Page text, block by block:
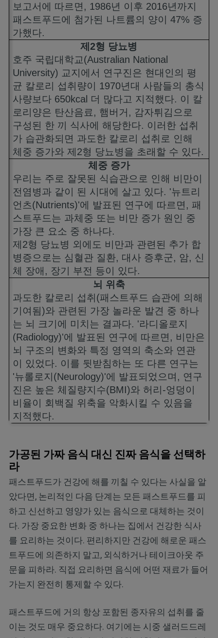
보고서에 따르면 , 1986년 이후 2016년까지
패스트푸드에 첨가된 나트륨의 양이
47% 증
가했다.
제2형 당뇨병
호주 국립대학교(Australian National
University) 교지에서 연구진은 현대인의 평
균 칼로리 섭취량이
1970년대 사람들의 총식
사량보다 650kcal 더 많다고 지적했다. 이 칼
로리양은 탄산음료 , 햄버거 , 감자튀김으로
구성된 한 끼 식사에 해당한다. 이러한 섭취
가 습관화되면 과도한 칼로리 섭취로 인해
체중 증가와 제 2형 당뇨병을 초래할 수 있다.
체중 증가
우리는 주로 잘못된 식습관으로 인해 비만이
전염병과 같이 된 시대에 살고 있다. '뉴트리
언츠(Nutrients)'에 발표된 연구에 따르면 , 패
스트푸드는 과체중 또는 비만 증가 원인 중
가장 큰 요소 중 하나다.
제 2형 당뇨병 외에도 비만과 관련된 추가 합
병증으로는 심혈관 질환, 대사 증후군, 암, 신
체 장애 , 장기 부전 등이 있다.
뇌 위축
과도한 칼로리 섭취 (패스트푸드 습관에 의해
기여됨)와 관련된 가장 놀라운 발견 중 하나
는 뇌 크기에 미치는 결과다. '라디올로지
(Radiology)'에 발표된 연구에 따르면 , 비만은
뇌 구조의 변화와 특정 영역의 축소와 연관
이 있었다. 이를 뒷받침하는 또 다른 연구는
'뉴롤로지 (Neurology)'에 발표되었으며 , 연구
진은 높은 체질량지수(BMI)와 허리 -엉덩이
비율이 회백질 위축을 악화시킬 수 있음을
지적했다.
가공된 가짜 음식 대신 진짜 음식을 선택하
라
패스트푸드가 건강에 해를 끼칠 수 있다는 사실을 알
았다면, 논리적인 다음 단계는 모든 패스트푸드를 피
하고 신선하고 영양가 있는 음식으로 대체하는 것이
다. 가장 중요한 변화 중 하나는 집에서 건강한 식사
를 요리하는 것이다. 편리하지만 건강에 해로운 패스
트푸드에 의존하지 말고, 외식하거나 테이크아웃 주
문을 피하라. 직접 요리하면 음식에 어떤 재료가 들어
가는지 완전히 통제할 수 있다.
패스트푸드에 거의 항상 포함된 종자유의 섭취를 줄
이는 것도 매우 중요하다. 여기에는 시중 샐러드드레